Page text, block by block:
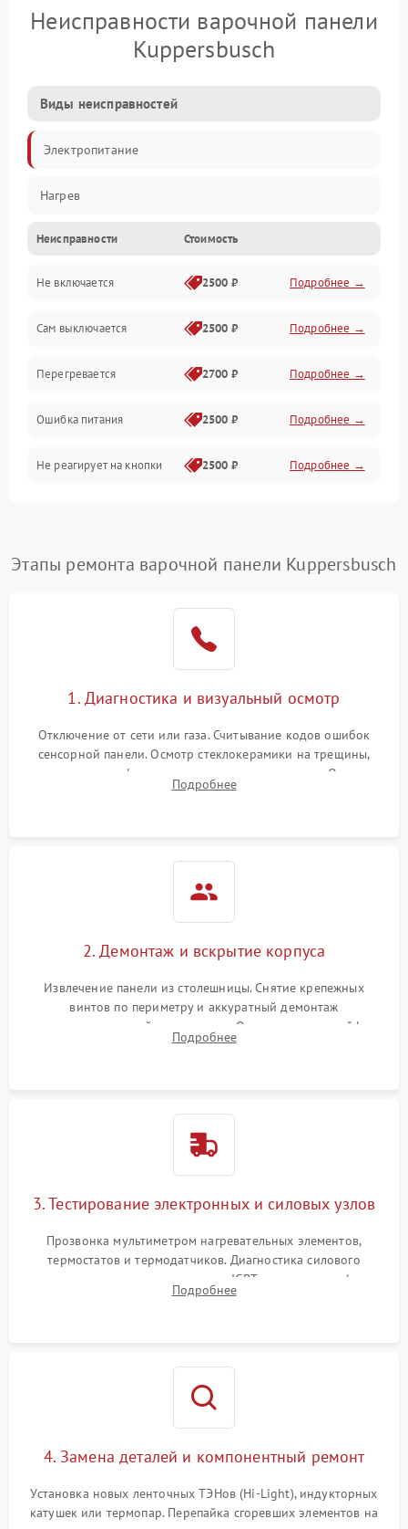
Неисправности варочной панели
Kuppersbusch
Виды неисправностей
Электропитание
Нагрев
Неисправности Стоимость
Не включается 2500 ₽ Подробнее →
Сам выключается 2500 ₽ Подробнее →
Перегревается 2700 ₽ Подробнее →
Ошибка питания 2500 ₽ Подробнее →
Не реагирует на кнопки 2500 ₽ Подробнее →
Этапы ремонта варочной панели Kuppersbusch
1. Диагностика и визуальный осмотр
Отключение от сети или газа. Считывание кодов ошибок
сенсорной панели. Осмотр стеклокерамики на трещины,
проверка конфорок на равномерность нагрева. Опрос
клиента о симптомах (не включается, не видит посуду,
Подробнее
2. Демонтаж и вскрытие корпуса
Извлечение панели из столешницы. Снятие крепежных
винтов по периметру и аккуратный демонтаж
стеклокерамической поверхности. Отсоединение шлейфов
сенсорного блока для доступа к силовым платам, катушкам
Подробнее
3. Тестирование электронных и силовых узлов
Прозвонка мультиметром нагревательных элементов,
термостатов и термодатчиков. Диагностика силового
модуля, реле, диодных мостов и IGBT-транзисторов (для
индукции). Проверка кранов и газ-контроля (для газовых
Подробнее
4. Замена деталей и компонентный ремонт
Установка новых ленточных ТЭНов (Hi-Light), индукторных
катушек или термопар. Перепайка сгоревших элементов на